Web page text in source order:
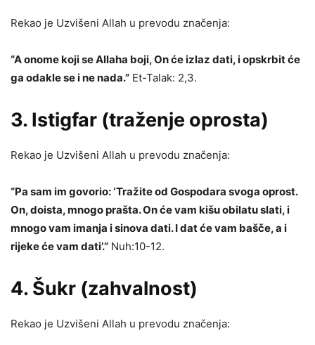
Rekao je Uzvišeni Allah u prevodu značenja:
“A onome koji se Allaha boji, On će izlaz dati, i opskrbit će
ga odakle se i ne nada.” Et-Talak: 2,3.
3. Istigfar (traženje oprosta)
Rekao je Uzvišeni Allah u prevodu značenja:
“Pa sam im govorio: ‘Tražite od Gospodara svoga oprost.
On, doista, mnogo prašta. On će vam kišu obilatu slati, i
mnogo vam imanja i sinova dati. I dat će vam bašče, a i
rijeke će vam dati’.” Nuh:10-12.
4. Šukr (zahvalnost)
Rekao je Uzvišeni Allah u prevodu značenja: